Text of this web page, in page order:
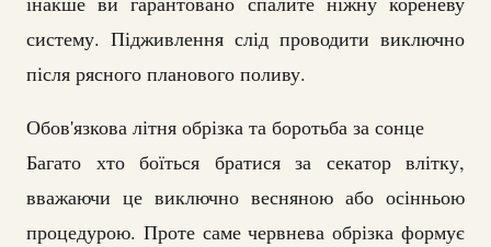
систему. Підживлення слід проводити виключно
після рясного планового поливу.
Обов'язкова літня обрізка та боротьба за сонце
Багато хто боїться братися за секатор влітку,
вважаючи це виключно весняною або осінньою
процедурою. Проте саме червнева обрізка формує